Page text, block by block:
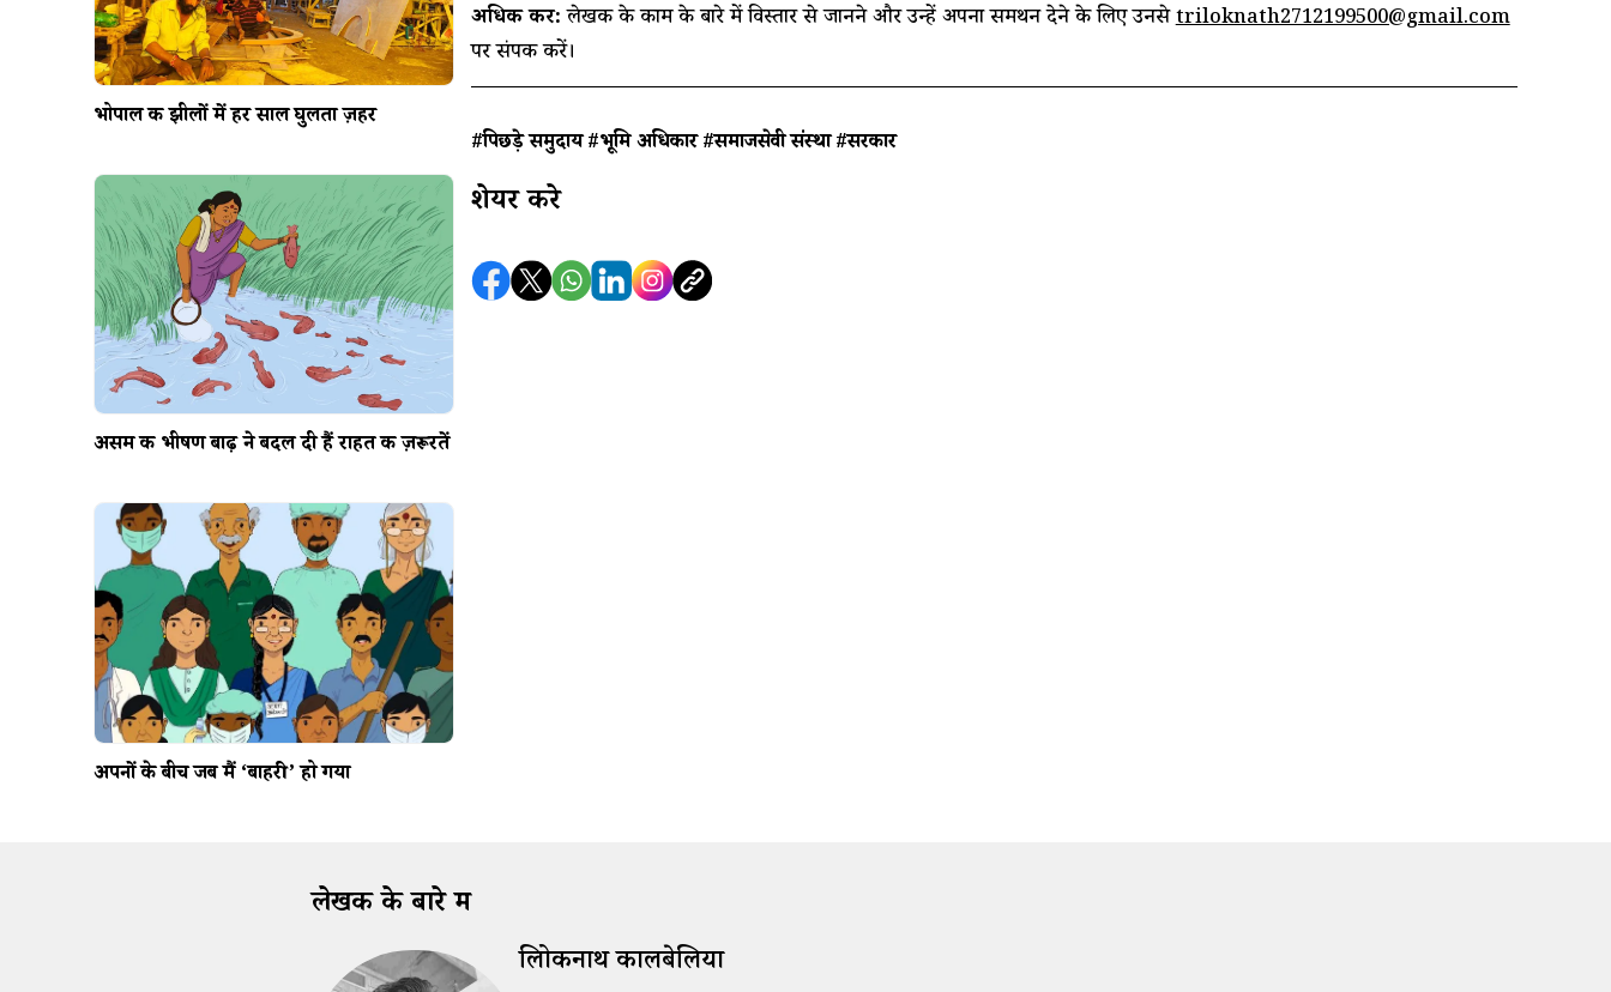
भोपाल की झीलों में हर साल घुलता ज़हर
असम की भीषण बाढ़ ने बदल दी हैं राहत की ज़रूरतें
अपनों के बीच जब मैं ‘बाहरी’ हो गया
अधिक करें:लेखक के काम के बारे में विस्तार से जानने और उन्हें अपना समर्थन देने के लिए उनसेtriloknath2712199500@gmail.com
पर संपर्क करें।
#पिछड़े समुदाय #भूमि अधिकार #समाजसेवी संस्था #सरकार
शेयर करे
लेखक के बारे में
त्रिलोकनाथ कालबेलिया